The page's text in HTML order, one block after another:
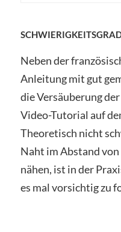
Neben der
Anleitung mit gut
die Versäuberung
Video-Tutorial auf
Theoretisch nicht
Naht im Abstand
nähen, ist in der
es mal vorsichtig zu